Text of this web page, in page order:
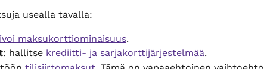
usealla tavalla:
maksukorttiominaisuus.
: hallitse krediitti- ja sarjakorttijärjestelmää.